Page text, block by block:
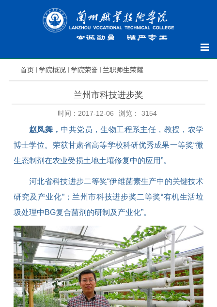
首页 学院概况 学院荣誉 兰职师生荣耀
兰州市科技进步奖
时间：2017-12-06 浏览： 3154
赵凤舞， 中共党员，生物工程系主任，教授，农学
博士学位。荣获甘肃省高等学校科研优秀成果一等奖“微
生态制剂在农业受损土地土壤修复中的应用”。
河北省科技进步二等奖“伊维菌素生产中的关键技术
研究及产业化”；兰州市科技进步奖二等奖“有机生活垃
圾处理中 BG复合菌剂的研制及产业化”。